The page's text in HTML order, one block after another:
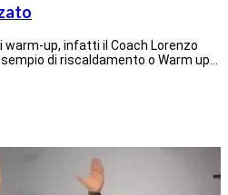
warm-up, infatti il Coach Lorenzo
di riscaldamento o Warm up…